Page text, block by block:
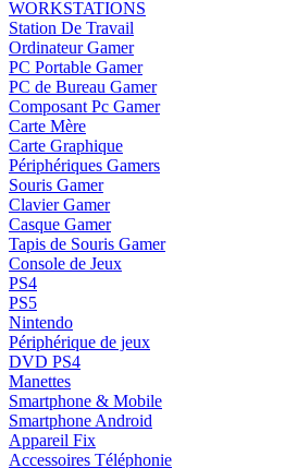
WORKSTATIONS
Station De Travail
Ordinateur Gamer
PC Portable Gamer
PC de Bureau Gamer
Composant Pc Gamer
Carte Mère
Carte Graphique
Périphériques Gamers
Souris Gamer
Clavier Gamer
Casque Gamer
Tapis de Souris Gamer
Console de Jeux
PS4
PS5
Nintendo
Périphérique de jeux
DVD PS4
Manettes
Smartphone & Mobile
Smartphone Android
Appareil Fix
Accessoires Téléphonie